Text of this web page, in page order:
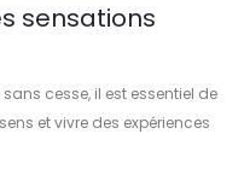
sensations
cesse, il est essentiel de
et vivre des expériences